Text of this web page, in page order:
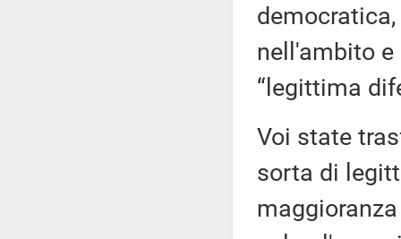
nell'ambito
“legittima
Voi state
sorta di